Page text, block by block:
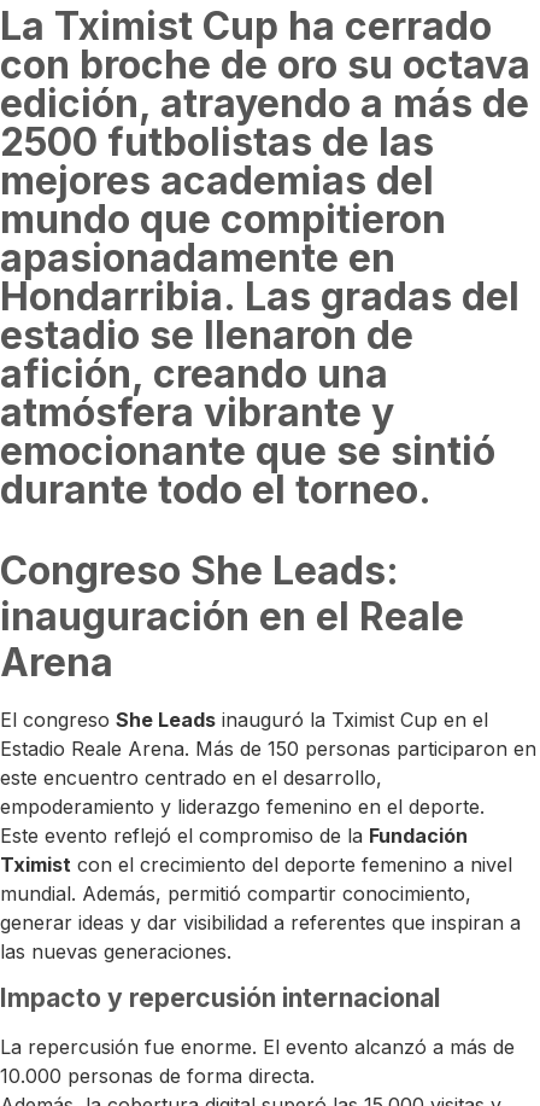
La Tximist Cup ha cerrado
con broche de oro su octava
edición, atrayendo a más de
2500 futbolistas de las
mejores academias del
mundo que compitieron
apasionadamente en
Hondarribia. Las gradas del
estadio se llenaron de
afición, creando una
atmósfera vibrante y
emocionante que se sintió
durante todo el torneo.
Congreso She Leads:
inauguración en el Reale
Arena
El congreso She Leads inauguró la Tximist Cup en el
Estadio Reale Arena. Más de 150 personas participaron en
este encuentro centrado en el desarrollo,
empoderamiento y liderazgo femenino en el deporte.
Este evento reflejó el compromiso de la Fundación
Tximist con el crecimiento del deporte femenino a nivel
mundial. Además, permitió compartir conocimiento,
generar ideas y dar visibilidad a referentes que inspiran a
las nuevas generaciones.
Impacto y repercusión internacional
La repercusión fue enorme. El evento alcanzó a más de
10.000 personas de forma directa.